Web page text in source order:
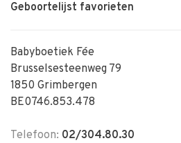
Geboortelijst favorieten
Babyboetiek Fée
Brusselsesteenweg 79
1850 Grimbergen
BE0746.853.478
Telefoon: 02/304.80.30